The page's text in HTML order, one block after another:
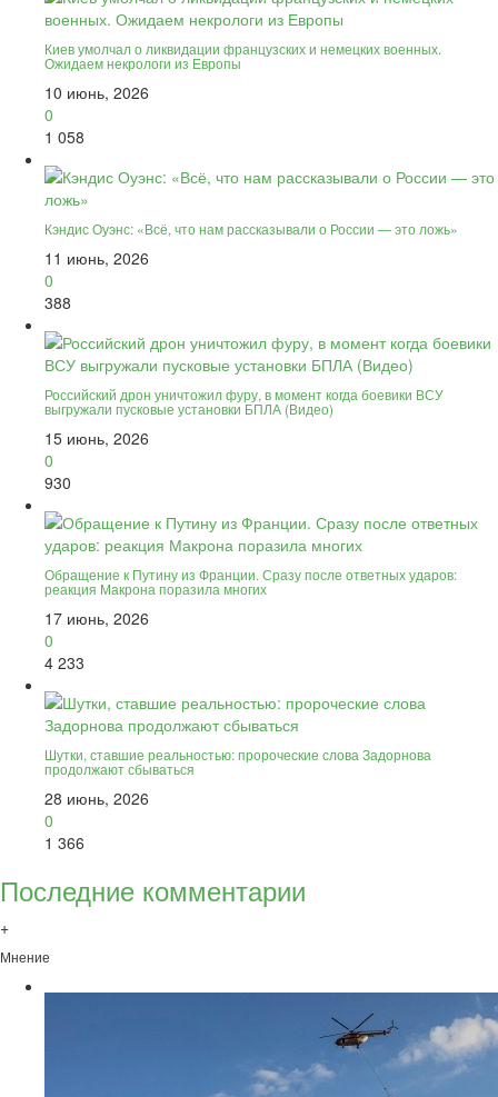
Киев умолчал о ликвидации французских и немецких военных.
Ожидаем некрологи из Европы
10 июнь, 2026
0
1 058
Кэндис Оуэнс: «Всё, что нам рассказывали о России — это ложь»
11 июнь, 2026
0
388
Российский дрон уничтожил фуру, в момент когда боевики ВСУ
выгружали пусковые установки БПЛА (Видео)
15 июнь, 2026
0
930
Обращение к Путину из Франции. Сразу после ответных ударов:
реакция Макрона поразила многих
17 июнь, 2026
0
4 233
Шутки, ставшие реальностью: пророческие слова Задорнова
продолжают сбываться
28 июнь, 2026
0
1 366
Последние комментарии
+
Мнение